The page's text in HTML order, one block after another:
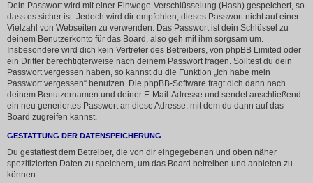
Dein Passwort wird mit einer Einwege-Verschlüsselung (Hash) gespeichert, so
dass es sicher ist. Jedoch wird dir empfohlen, dieses Passwort nicht auf einer
Vielzahl von Webseiten zu verwenden. Das Passwort ist dein Schlüssel zu
deinem Benutzerkonto für das Board, also geh mit ihm sorgsam um.
Insbesondere wird dich kein Vertreter des Betreibers, von phpBB Limited oder
ein Dritter berechtigterweise nach deinem Passwort fragen. Solltest du dein
Passwort vergessen haben, so kannst du die Funktion „Ich habe mein
Passwort vergessen“ benutzen. Die phpBB-Software fragt dich dann nach
deinem Benutzernamen und deiner E-Mail-Adresse und sendet anschließend
ein neu generiertes Passwort an diese Adresse, mit dem du dann auf das
Board zugreifen kannst.
GESTATTUNG DER DATENSPEICHERUNG
Du gestattest dem Betreiber, die von dir eingegebenen und oben näher
spezifizierten Daten zu speichern, um das Board betreiben und anbieten zu
können.